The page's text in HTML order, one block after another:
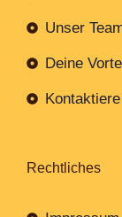
Unser
Deine
Rechtliches